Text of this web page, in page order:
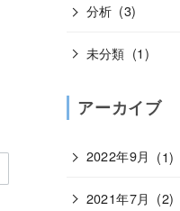
分析 (3)
未分類 (1)
アーカイブ
2022年9月 (1)
2021年7月 (2)